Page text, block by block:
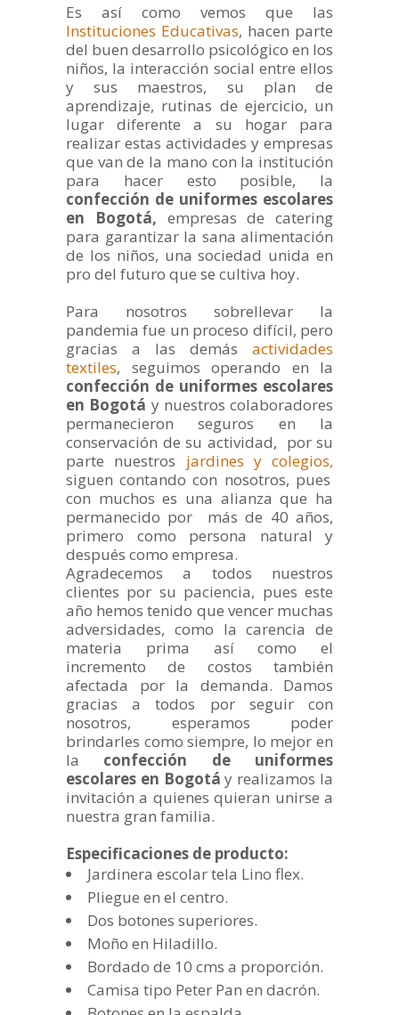
Es así como vemos que las
Instituciones Educativas, hacen parte
del buen desarrollo psicológico en los
niños, la interacción social entre ellos
y sus maestros, su plan de
aprendizaje, rutinas de ejercicio, un
lugar diferente a su hogar para
realizar estas actividades y empresas
que van de la mano con la institución
para hacer esto posible, la
confección de uniformes escolares
en Bogotá, empresas de catering
para garantizar la sana alimentación
de los niños, una sociedad unida en
pro del futuro que se cultiva hoy.
Para nosotros sobrellevar la
pandemia fue un proceso difícil, pero
gracias a las demás actividades
textiles, seguimos operando en la
confección de uniformes escolares
en Bogotá y nuestros colaboradores
permanecieron seguros en la
conservación de su actividad, por su
parte nuestros jardines y colegios,
siguen contando con nosotros, pues
con muchos es una alianza que ha
permanecido por más de 40 años,
primero como persona natural y
después como empresa.
Agradecemos a todos nuestros
clientes por su paciencia, pues este
año hemos tenido que vencer muchas
adversidades, como la carencia de
materia prima así como el
incremento de costos también
afectada por la demanda. Damos
gracias a todos por seguir con
nosotros, esperamos poder
brindarles como siempre, lo mejor en
la confección de uniformes
escolares en Bogotá y realizamos la
invitación a quienes quieran unirse a
nuestra gran familia.
Especificaciones de producto:
Jardinera escolar tela Lino flex.
Pliegue en el centro.
Dos botones superiores.
Moño en Hiladillo.
Bordado de 10 cms a proporción.
Camisa tipo Peter Pan en dacrón.